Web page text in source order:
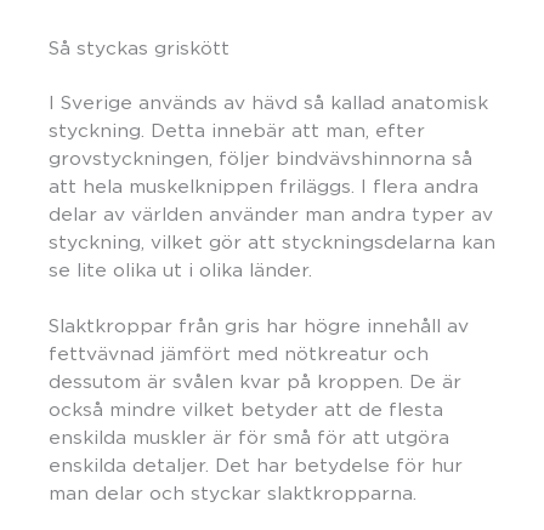
Så styckas griskött
I Sverige används av hävd så kallad anatomisk
styckning. Detta innebär att man, efter
grovstyckningen, följer bindvävshinnorna så
att hela muskelknippen friläggs. I flera andra
delar av världen använder man andra typer av
styckning, vilket gör att styckningsdelarna kan
se lite olika ut i olika länder.
Slaktkroppar från gris har högre innehåll av
fettvävnad jämfört med nötkreatur och
dessutom är svålen kvar på kroppen. De är
också mindre vilket betyder att de flesta
enskilda muskler är för små för att utgöra
enskilda detaljer. Det har betydelse för hur
man delar och styckar slaktkropparna.